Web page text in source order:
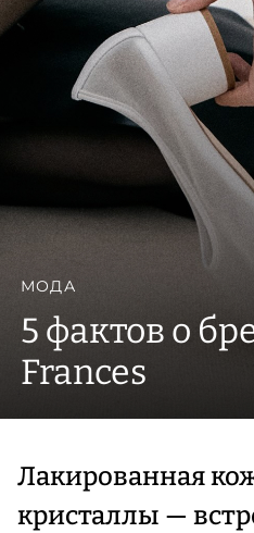
МОДА
5 фактов о
Frances
Лакированная
кристаллы —